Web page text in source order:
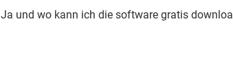
Ja und wo kann ich die software gratis